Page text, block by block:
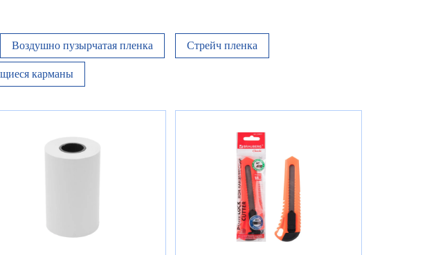
Воздушно пузырчатая пленка Стрейч пленка
карманы